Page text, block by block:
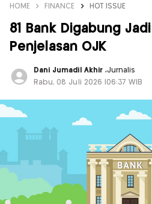
HOME FINANCE HOT ISSUE
81 Bank Digabung
Penjelasan OJK
Dani Jumadil Akhir ,Jurnalis
Rabu, 08 Juli 2026 |06:37 WIB